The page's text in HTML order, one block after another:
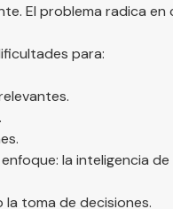
El problema radica
para:
la inteligencia de
toma de decisiones.